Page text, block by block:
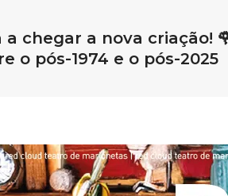
a chegar a nova criação!
o pós-1974 e o pós-2025